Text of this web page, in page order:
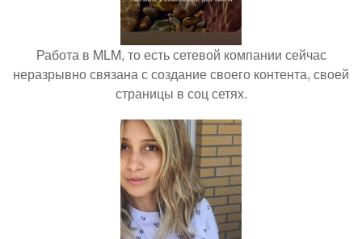
Работа в MLM, то есть сетевой компании сейчас
неразрывно связана с создание своего контента, своей
страницы в соц сетях.